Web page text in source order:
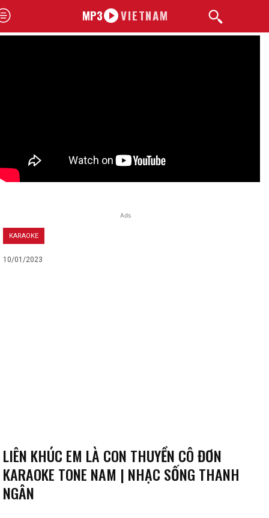
MP3 VIETNAM
Ads
KARAOKE
10/01/2023
LIÊN KHÚC EM LÀ CON THUYỀN CÔ ĐƠN
KARAOKE TONE NAM | NHẠC SỐNG THANH
NGÂN